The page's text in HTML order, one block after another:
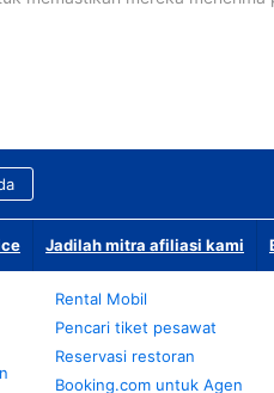
Jadilah mitra afiliasi kami
Rental Mobil
Pencari tiket pesawat
Reservasi restoran
Booking.com untuk Agen